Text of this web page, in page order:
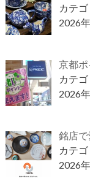
カテ
2026
京都
カテ
2026
銘店
カテ
2026